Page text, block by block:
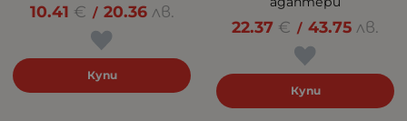
10.41 € / 20.36 лв.
Купи
22.37 € / 43.75 лв.
Купи